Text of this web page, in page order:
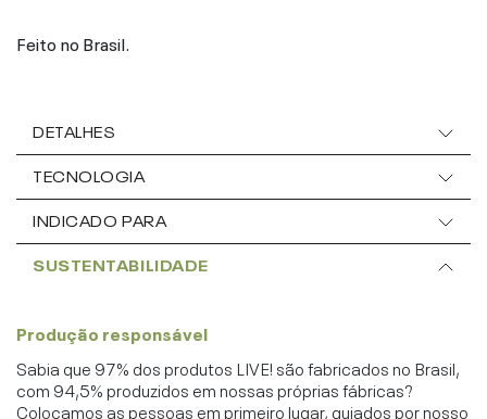
Feito no Brasil.
DETALHES
TECNOLOGIA
INDICADO PARA
SUSTENTABILIDADE
Produção responsável
Sabia que 97% dos produtos LIVE! são fabricados no Brasil,
com 94,5% produzidos em nossas próprias fábricas?
Colocamos as pessoas em primeiro lugar, guiados por nosso